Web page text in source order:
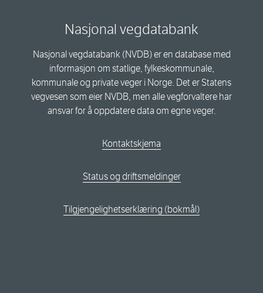
Nasjonal vegdatabank
Nasjonal vegdatabank (NVDB) er en database med
informasjon om statlige, fylkeskommunale,
kommunale og private veger i Norge. Det er Statens
vegvesen som eier NVDB, men alle vegforvaltere har
ansvar for å oppdatere data om egne veger.
Kontaktskjema
Status og driftsmeldinger
Tilgjengelighetserklæring (bokmål)